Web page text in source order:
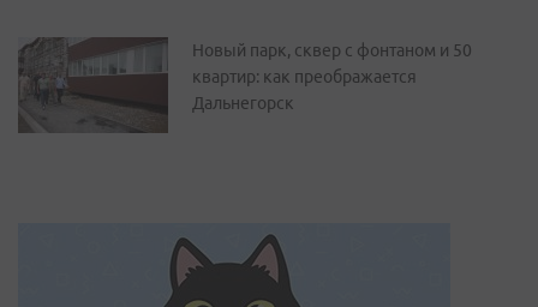
Новый парк, сквер с фонтаном и 50
квартир: как преображается
Дальнегорск